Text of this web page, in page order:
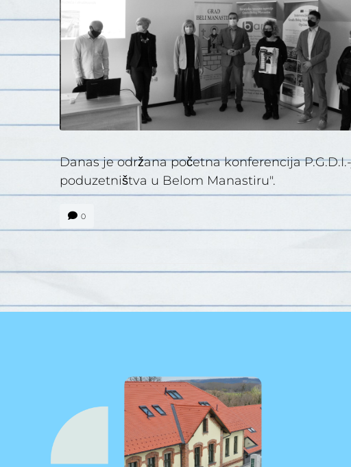
Danas je održana početna konferencija
poduzetništva u Belom Manastiru".
0